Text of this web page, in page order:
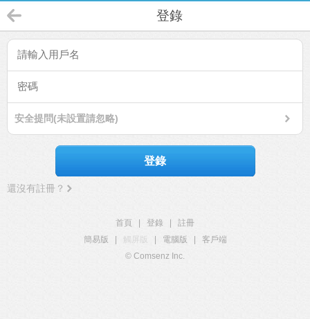
登錄
安全提問(未設置請忽略)
登錄
還沒有註冊？
首頁 登錄
註冊
簡易版
觸屏版 電腦版
客戶端
© Comsenz Inc.